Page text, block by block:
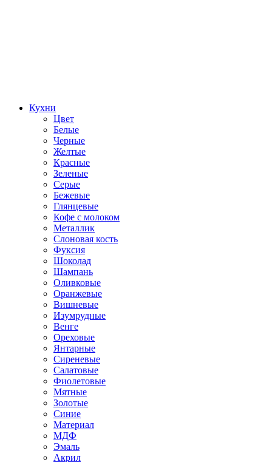
Кухни
Цвет
Белые
Черные
Желтые
Красные
Зеленые
Серые
Бежевые
Глянцевые
Кофе с молоком
Металлик
Слоновая кость
Фуксия
Шоколад
Шампань
Оливковые
Оранжевые
Вишневые
Изумрудные
Венге
Ореховые
Янтарные
Сиреневые
Салатовые
Фиолетовые
Мятные
Золотые
Синие
Материал
МДФ
Эмаль
Акрил